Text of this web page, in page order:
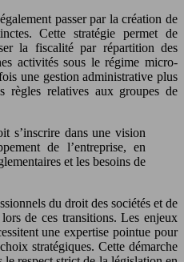
passer par la création de
Cette stratégie permet de
la fiscalité par répartition des
activités sous le régime micro-
une gestion administrative plus
règles relatives aux groupes de
s’inscrire dans une vision
de l’entreprise, en
et les besoins de
du droit des sociétés et de
de ces transitions. Les enjeux
une expertise pointue pour
stratégiques. Cette démarche